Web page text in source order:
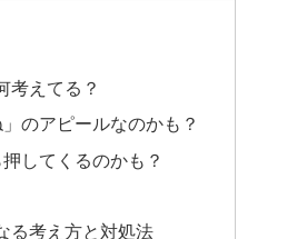
考えてる？
のアピールなのかも？
してくるのかも？
る考え方と対処法